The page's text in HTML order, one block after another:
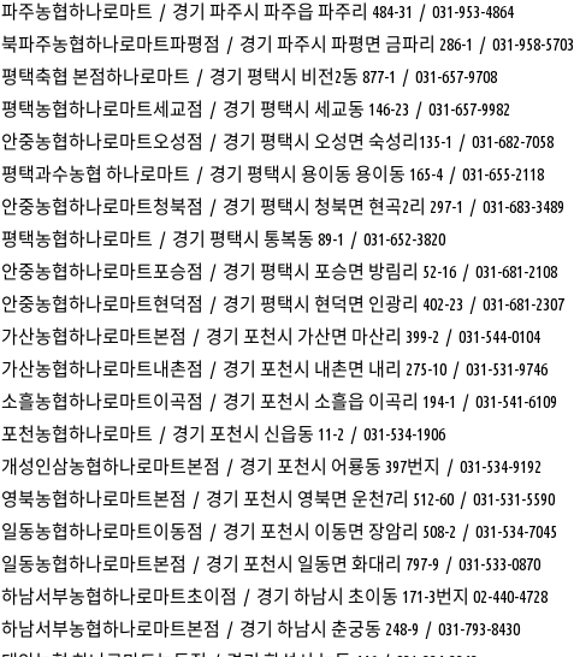
파주농협하나로마트 / 경기 파주시 파주읍 파주리 484-31 / 031-953-4864
북파주농협하나로마트파평점 / 경기 파주시 파평면 금파리 286-1 / 031-958-5703
평택축협 본점하나로마트 / 경기 평택시 비전2동 877-1 / 031-657-9708
평택농협하나로마트세교점 / 경기 평택시 세교동 146-23 / 031-657-9982
안중농협하나로마트오성점 / 경기 평택시 오성면 숙성리135-1 / 031-682-7058
평택과수농협 하나로마트 / 경기 평택시 용이동 용이동 165-4 / 031-655-2118
안중농협하나로마트청북점 / 경기 평택시 청북면 현곡2리 297-1 / 031-683-3489
평택농협하나로마트 / 경기 평택시 통복동 89-1 / 031-652-3820
안중농협하나로마트포승점 / 경기 평택시 포승면 방림리 52-16 / 031-681-2108
안중농협하나로마트현덕점 / 경기 평택시 현덕면 인광리 402-23 / 031-681-2307
가산농협하나로마트본점 / 경기 포천시 가산면 마산리 399-2 / 031-544-0104
가산농협하나로마트내촌점 / 경기 포천시 내촌면 내리 275-10 / 031-531-9746
소흘농협하나로마트이곡점 / 경기 포천시 소흘읍 이곡리 194-1 / 031-541-6109
포천농협하나로마트 / 경기 포천시 신읍동 11-2 / 031-534-1906
개성인삼농협하나로마트본점 / 경기 포천시 어룡동 397번지 / 031-534-9192
영북농협하나로마트본점 / 경기 포천시 영북면 운천7리 512-60 / 031-531-5590
일동농협하나로마트이동점 / 경기 포천시 이동면 장암리 508-2 / 031-534-7045
일동농협하나로마트본점 / 경기 포천시 일동면 화대리 797-9 / 031-533-0870
하남서부농협하나로마트초이점 / 경기 하남시 초이동 171-3번지 02-440-4728
하남서부농협하나로마트본점 / 경기 하남시 춘궁동 248-9 / 031-793-8430